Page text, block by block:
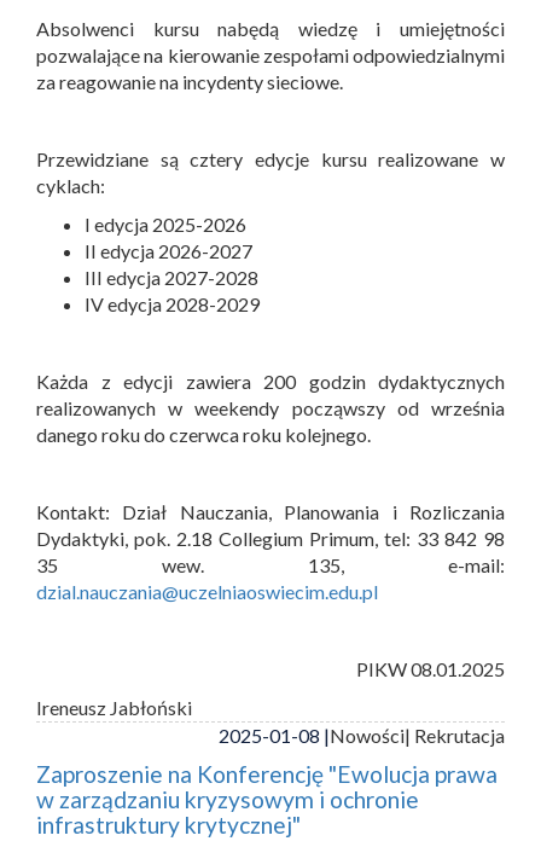
Absolwenci kursu nabędą wiedzę i umiejętności
pozwalające na kierowanie zespołami odpowiedzialnymi
za reagowanie na incydenty sieciowe.
Przewidziane są cztery edycje kursu realizowane w
cyklach:
I edycja 2025-2026
II edycja 2026-2027
III edycja 2027-2028
IV edycja 2028-2029
Każda z edycji zawiera 200 godzin dydaktycznych
realizowanych w weekendy począwszy od września
danego roku do czerwca roku kolejnego.
Kontakt: Dział Nauczania, Planowania i Rozliczania
Dydaktyki, pok. 2.18 Collegium Primum, tel: 33 842 98
35 wew. 135, e-mail:
dzial.nauczania@uczelniaoswiecim.edu.pl
PIKW 08.01.2025
Ireneusz Jabłoński
2025-01-08 |Nowości| Rekrutacja
Zaproszenie na Konferencję "Ewolucja prawa
w zarządzaniu kryzysowym i ochronie
infrastruktury krytycznej"